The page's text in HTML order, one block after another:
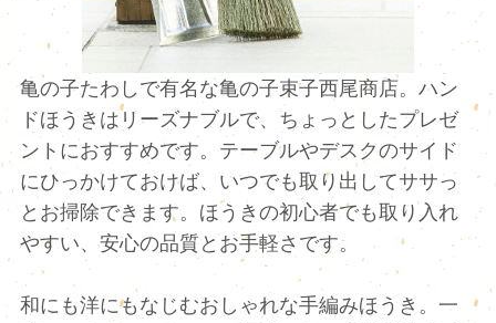
亀の子たわしで有名な亀の子束子西尾商店。ハン
ドほうきはリーズナブルで、ちょっとしたプレゼ
ントにおすすめです。テーブルやデスクのサイド
にひっかけておけば、いつでも取り出してササっ
とお掃除できます。ほうきの初心者でも取り入れ
やすい、安心の品質とお手軽さです。
和にも洋にもなじむおしゃれな手編みほうき。一